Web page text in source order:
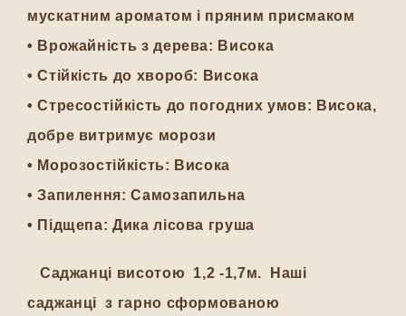
мускатним ароматом і пряним присмаком
• Врожайність з дерева: Висока
•Стійкість до хвороб: Висока
•Стресостійкість до погодних умов: Висока,
добре витримує морози
• Морозостійкість: Висока
•Запилення:Самозапильна
• Підщепа: Дика лісова груша
Саджанці висотою 1,2 -1,7м. Наші
саджанці з гарно сформованою